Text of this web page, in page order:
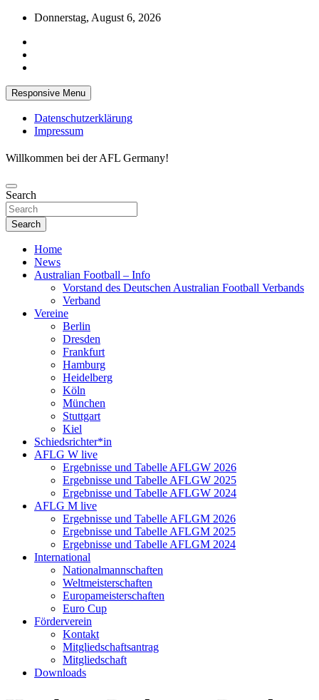
Skip
content
Donnerstag, August 6, 2026
Responsive Menu
Datenschutzerklärung
Impressum
Willkommen bei der AFL Germany!
Search
Search
Home
News
Australian Football – Info
Vorstand des Deutschen Australian Football Verbands
Verband
Vereine
Berlin
Dresden
Frankfurt
Hamburg
Heidelberg
Köln
München
Stuttgart
Kiel
Schiedsrichter*in
AFLG W live
Ergebnisse und Tabelle AFLGW 2026
Ergebnisse und Tabelle AFLGW 2025
Ergebnisse und Tabelle AFLGW 2024
AFLG M live
Ergebnisse und Tabelle AFLGM 2026
Ergebnisse und Tabelle AFLGM 2025
Ergebnisse und Tabelle AFLGM 2024
International
Nationalmannschaften
Weltmeisterschaften
Europameisterschaften
Euro Cup
Förderverein
Kontakt
Mitgliedschaftsantrag
Mitgliedschaft
Downloads